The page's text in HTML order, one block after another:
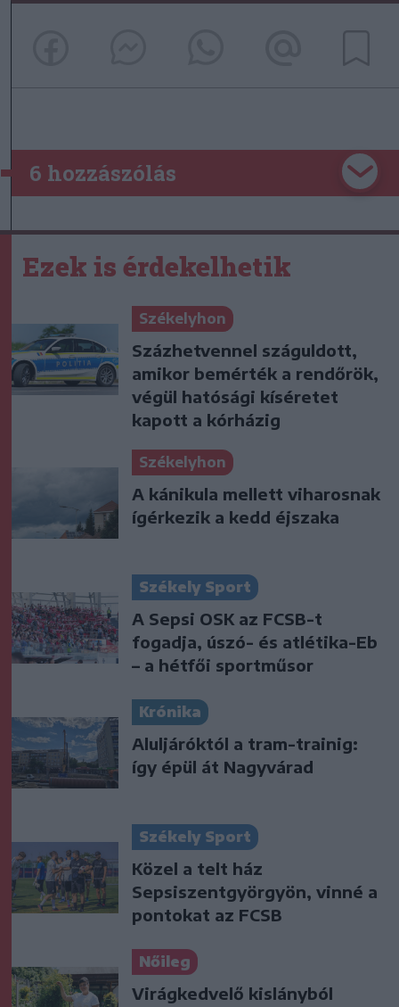
6 hozzászólás
Ezek is érdekelhetik
Székelyhon
Százhetvennel száguldott,
amikor bemérték a rendőrök,
végül hatósági kíséretet
kapott a kórházig
Székelyhon
A kánikula mellett viharosnak
ígérkezik a kedd éjszaka
Székely Sport
A Sepsi OSK az FCSB-t
fogadja, úszó- és atlétika-Eb
– a hétfői sportműsor
Krónika
Aluljáróktól a tram-trainig:
így épül át Nagyvárad
Székely Sport
Közel a telt ház
Sepsiszentgyörgyön, vinné a
pontokat az FCSB
Nőileg
Virágkedvelő kislányból